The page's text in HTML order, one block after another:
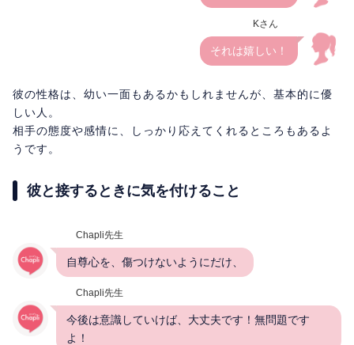
Kさん
それは嬉しい！
彼の性格は、幼い一面もあるかもしれませんが、基本的に優
しい人。
相手の態度や感情に、しっかり応えてくれるところもあるよ
うです。
彼と接するときに気を付けること
Chapli先生
自尊心を、傷つけないようにだけ、
Chapli先生
今後は意識していけば、大丈夫です！無問題です
よ！